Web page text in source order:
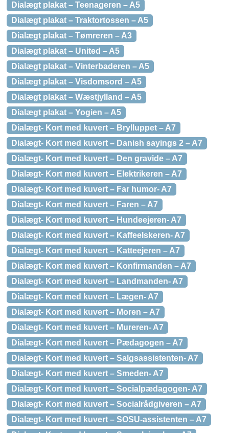
Dialægt plakat – Teenageren – A5
Dialægt plakat – Traktortossen – A5
Dialægt plakat – Tømreren – A3
Dialægt plakat – United – A5
Dialægt plakat – Vinterbaderen – A5
Dialægt plakat – Visdomsord – A5
Dialægt plakat – Wæstjylland – A5
Dialægt plakat – Yogien – A5
Dialægt- Kort med kuvert – Brylluppet – A7
Dialægt- Kort med kuvert – Danish sayings 2 – A7
Dialægt- Kort med kuvert – Den gravide – A7
Dialægt- Kort med kuvert – Elektrikeren – A7
Dialægt- Kort med kuvert – Far humor- A7
Dialægt- Kort med kuvert – Faren – A7
Dialægt- Kort med kuvert – Hundeejeren- A7
Dialægt- Kort med kuvert – Kaffeelskeren- A7
Dialægt- Kort med kuvert – Katteejeren – A7
Dialægt- Kort med kuvert – Konfirmanden – A7
Dialægt- Kort med kuvert – Landmanden- A7
Dialægt- Kort med kuvert – Lægen- A7
Dialægt- Kort med kuvert – Moren – A7
Dialægt- Kort med kuvert – Mureren- A7
Dialægt- Kort med kuvert – Pædagogen – A7
Dialægt- Kort med kuvert – Salgsassistenten- A7
Dialægt- Kort med kuvert – Smeden- A7
Dialægt- Kort med kuvert – Socialpædagogen- A7
Dialægt- Kort med kuvert – Socialrådgiveren – A7
Dialægt- Kort med kuvert – SOSU-assistenten – A7